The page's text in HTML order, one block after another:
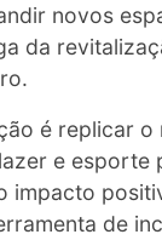
novos
da
é replicar
e esporte
impacto
de